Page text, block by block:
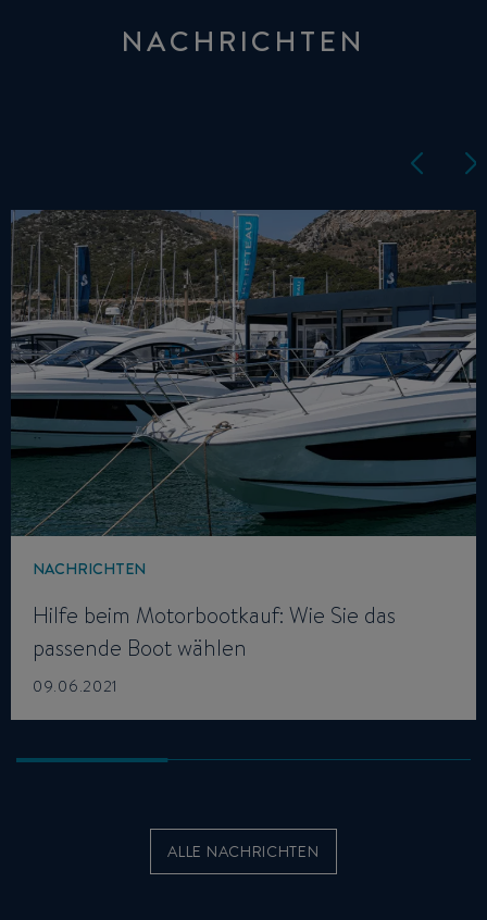
NACHRICHTEN
NACHRICHTEN
Hilfe beim Motorbootkauf: Wie Sie das
passende Boot wählen
09.06.2021
ALLE NACHRICHTEN